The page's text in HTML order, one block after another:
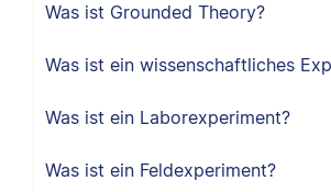
Was ist Grounded Theory?
Was ist ein wissenschaftliches
Was ist ein Laborexperiment?
Was ist ein Feldexperiment?